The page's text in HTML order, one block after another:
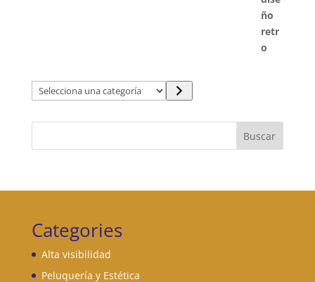
Selecciona
una
categoría
Buscar
Categories
Alta visibilidad
Peluquería y Estética